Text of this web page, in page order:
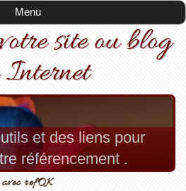
Menu
site ou blog
et des liens pour
référencement .
avec refOK